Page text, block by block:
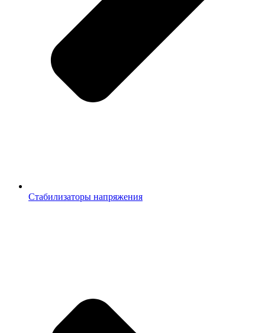
Стабилизаторы напряжения